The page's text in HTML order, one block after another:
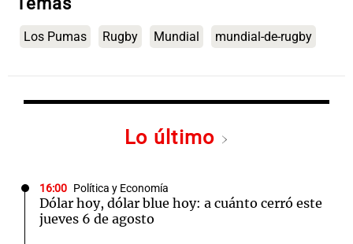
Los Pumas Rugby Mundial mundial-de-rugby
Lo último
16:00 Política y Economía
Dólar hoy, dólar blue hoy: a cuánto cerró este
jueves 6 de agosto